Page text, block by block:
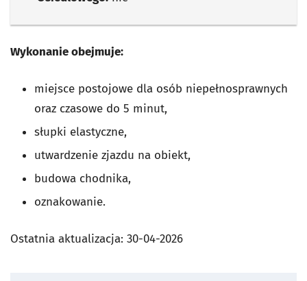
Wykonanie obejmuje:
miejsce postojowe dla osób niepełnosprawnych
oraz czasowe do 5 minut,
słupki elastyczne,
utwardzenie zjazdu na obiekt,
budowa chodnika,
oznakowanie.
Ostatnia aktualizacja: 30-04-2026